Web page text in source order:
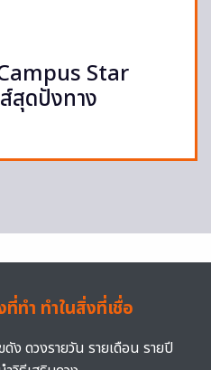
Star
สุดปังทาง
ทำ ทำในสิ่งที่เชื่อ
ง ดวงรายวัน รายเดือน รายปี